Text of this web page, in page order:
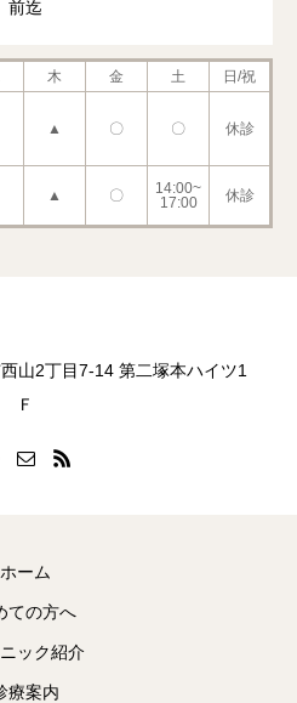
前迄
木 金 土 日/祝
▲ 〇 〇 休診
▲ 〇
14:00~
17:00
休診
山2丁目7-14 第二塚本ハイツ1
Ｆ
ホーム
ての方へ
ック紹介
療案内